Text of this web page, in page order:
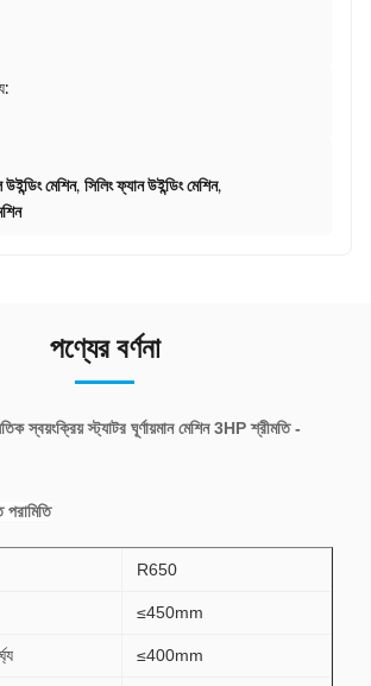
মেশিন, সিলিং ফ্যান উইন্ডিং মেশিন,
পণ্যের বর্ণনা
স্বয়ংক্রিয় স্ট্যাটর ঘূর্ণায়মান মেশিন 3HP শ্রীমতি -
R650
≤450mm
≤400mm